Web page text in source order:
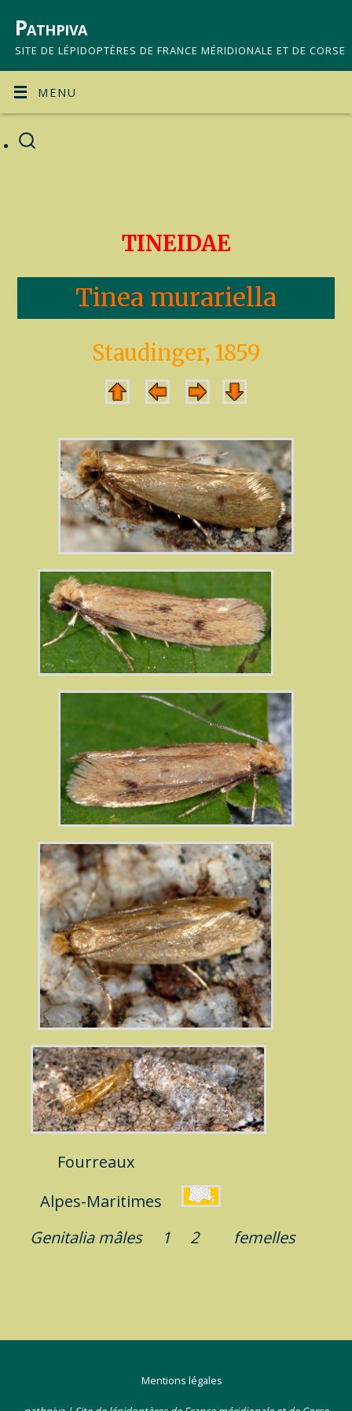
Pathpiva
SITE DE LÉPIDOPTÈRES DE FRANCE MÉRIDIONALE ET DE CORSE
MENU
TINEIDAE
Tinea murariella
Staudinger, 1859
Fourreaux
Alpes-Maritimes
Genitalia mâles
1 2 femelles
Mentions légales